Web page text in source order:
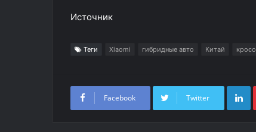
Источник
Теги Xiaomi гибридные авто Китай
Facebook Twitter